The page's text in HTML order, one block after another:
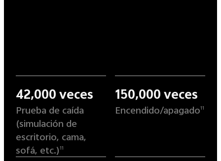
42,000 veces
Prueba de caída
(simulación de
escritorio, cama,
sofá, etc.) 11
150,000 veces
Encendido/apagado11